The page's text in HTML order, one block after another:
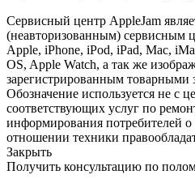
Сервисный центр AppleJam
(неавторизованным) сервисным
Apple, iPhone, iPod, iPad, Mac,
OS, Apple Watch, а так же
зарегистрированным
Обозначение используется не с
соответствующих услуг по
информирования потребителей о
отношении техники
Закрыть
Получить консультацию по